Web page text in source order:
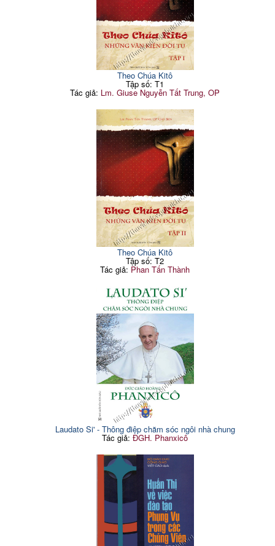
Theo Chúa Kitô
Tập số: T1
Tác giả: Lm. Giuse Nguyễn Tất Trung, OP
Theo Chúa Kitô
Tập số: T2
Tác giả: Phan Tấn Thành
Laudato Si' - Thông điệp chăm sóc ngôi nhà chung
Tác giả:ĐGH. Phanxicô